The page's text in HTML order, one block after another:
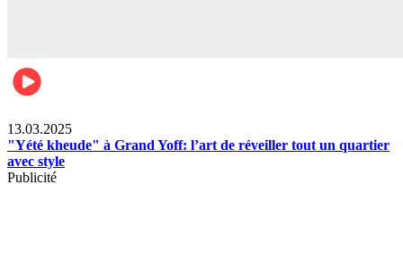
13.03.2025
"Yété kheude" à Grand Yoff: l’art de réveiller tout un quartier
avec style
Publicité